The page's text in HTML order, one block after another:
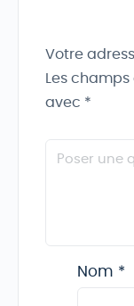
Votre
Les
avec *
Nom *